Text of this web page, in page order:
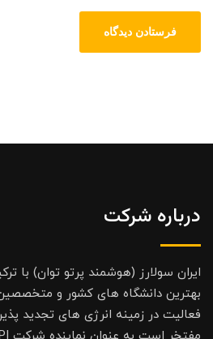
درباره شرکت
ایران سولارز (هوشمند پرتو توان) با
بهترین دانشگاه های کشور و
فعالیت در زمینه انرژی های تجدید